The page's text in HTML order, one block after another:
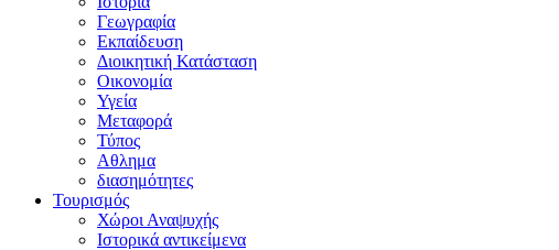
Γεωγραφία
Εκπαίδευση
Διοικητική Κατάσταση
Οικονομία
Υγεία
Μεταφορά
Τύπος
Αθλημα
διασημότητες
Τουρισμός
Χώροι Αναψυχής
Ιστορικά αντικείμενα